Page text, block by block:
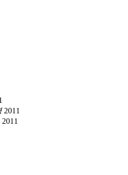
2011
2011